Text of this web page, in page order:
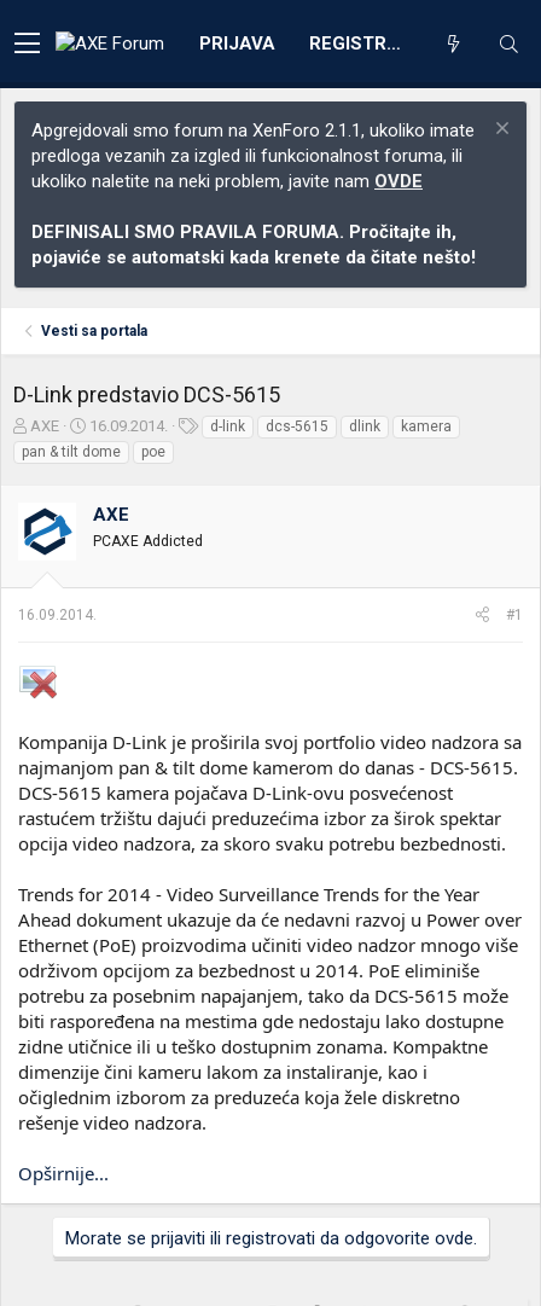
PRIJAVA REGISTRACIJA
Apgrejdovali smo forum na XenForo 2.1.1, ukoliko imate
predloga vezanih za izgled ili funkcionalnost foruma, ili
ukoliko naletite na neki problem, javite nam OVDE
DEFINISALI SMO PRAVILA FORUMA. Pročitajte ih,
pojaviće se automatski kada krenete da čitate nešto!
Vesti sa portala
D-Link predstavio DCS-5615
Z
a
č
t
n
e
e
AXE
D
a
t
m
p
e
16.09.2014.
e
d-link dcs-5615 dlink
kamera
pan & tilt dome
poe
AXE
PCAXE Addicted
16.09.2014. #1
Kompanija D-Link je proširila svoj portfolio video nadzora sa
najmanjom pan & tilt dome kamerom do danas - DCS-5615.
DCS-5615 kamera pojačava D-Link-ovu posvećenost
rastućem tržištu dajući preduzećima izbor za širok spektar
opcija video nadzora, za skoro svaku potrebu bezbednosti.
Trends for 2014 - Video Surveillance Trends for the Year
Ahead dokument ukazuje da će nedavni razvoj u Power over
Ethernet (PoE) proizvodima učiniti video nadzor mnogo više
održivom opcijom za bezbednost u 2014. PoE eliminiše
potrebu za posebnim napajanjem, tako da DCS-5615 može
biti raspoređena na mestima gde nedostaju lako dostupne
zidne utičnice ili u teško dostupnim zonama. Kompaktne
dimenzije čini kameru lakom za instaliranje, kao i
očiglednim izborom za preduzeća koja žele diskretno
rešenje video nadzora.
Opširnije...
Morate se prijaviti ili registrovati da odgovorite ovde.